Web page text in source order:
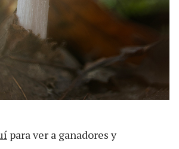
para ver a ganadores y